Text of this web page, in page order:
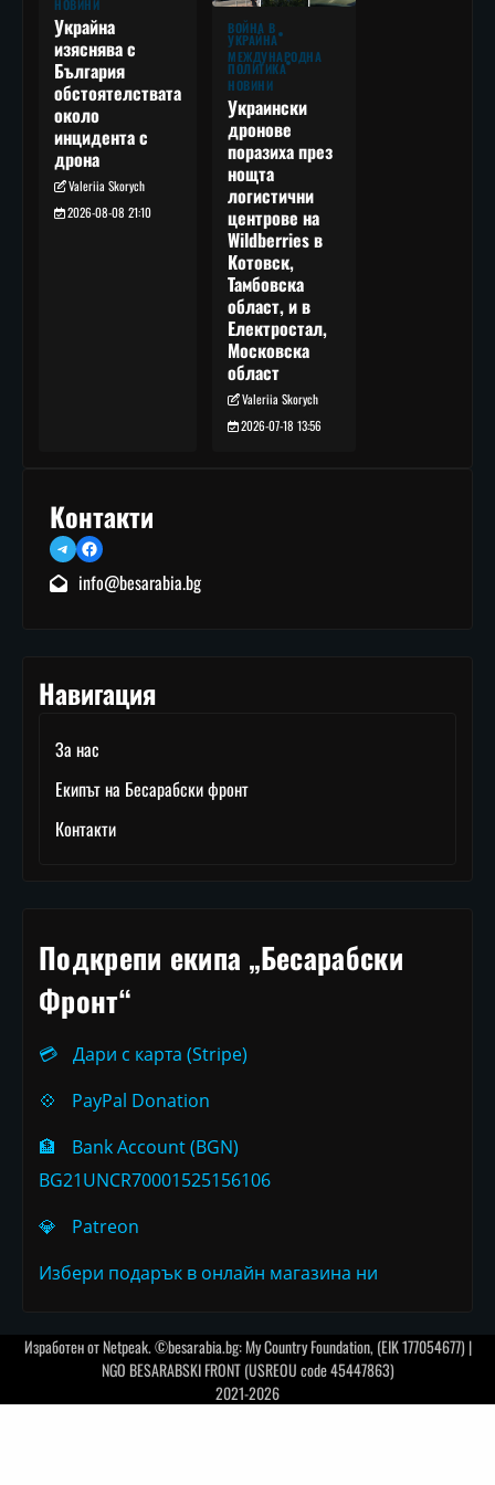
НОВИНИ
Украйна
изяснява с
България
обстоятелствата
около
инцидента с
дрона
Valeriia Skorych
2026-08-08 21:10
ВОЙНА В
УКРАЙНА
МЕЖДУНАРОДНА
ПОЛИТИКА
НОВИНИ
Украински
дронове
поразиха през
нощта
логистични
центрове на
Wildberries в
Котовск,
Тамбовска
област, и в
Електростал,
Московска
област
Valeriia Skorych
2026-07-18 13:56
Контакти
TelegramFacebook
info@besarabia.bg
Навигация
За нас
Екипът на Бесарабски фронт
Контакти
Подкрепи екипа „Бесарабски
Фронт“
💳
Дари с карта (Stripe)
💠
PayPal Donation
🏦
Bank Account (BGN)
BG21UNCR70001525156106
💎
Patreon
Избери подарък в онлайн магазина ни
Изработен отNetpeak. ©besarabia.bg: My Country Foundation, (EIK 177054677) |
NGO BESARABSKI FRONT (USREOU code 45447863)
2021-2026